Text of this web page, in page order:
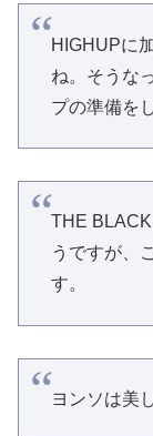
HIGHUPに
ね。そうな
プの準備を
THE
うですが、
す。
ヨンソは美